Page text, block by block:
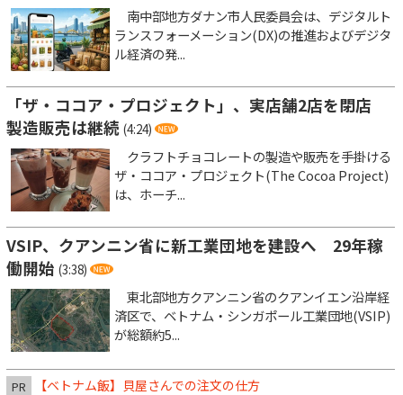
南中部地方ダナン市人民委員会は、デジタルト
ランスフォーメーション(DX)の推進およびデジタ
ル経済の発...
「ザ・ココア・プロジェクト」、実店舗2店を閉店
製造販売は継続 (4:24)
クラフトチョコレートの製造や販売を手掛ける
ザ・ココア・プロジェクト(The Cocoa Project)
は、ホーチ...
VSIP、クアンニン省に新工業団地を建設へ 29年稼
働開始 (3:38)
東北部地方クアンニン省のクアンイエン沿岸経
済区で、ベトナム・シンガポール工業団地(VSIP)
が総額約5...
PR 【ベトナム飯】貝屋さんでの注文の仕方